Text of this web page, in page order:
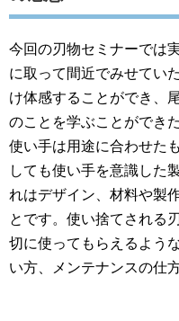
今回の刃物セミナーでは
に取って間近でみせてい
け体感することができ、
のことを学ぶことができ
使い手は用途に合わせた
しても使い手を意識した
れはデザイン、材料や製
とです。使い捨てされる
切に使ってもらえるよう
い方、メンテナンスの仕